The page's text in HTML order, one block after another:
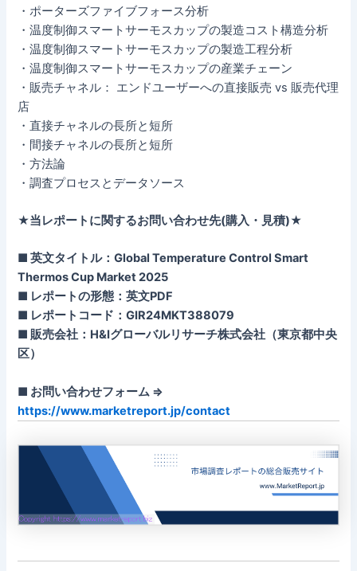
・ポーターズファイブフォース分析
・温度制御スマートサーモスカップの製造コスト構造分析
・温度制御スマートサーモスカップの製造工程分析
・温度制御スマートサーモスカップの産業チェーン
・販売チャネル： エンドユーザーへの直接販売 vs 販売代理
店
・直接チャネルの長所と短所
・間接チャネルの長所と短所
・方法論
・調査プロセスとデータソース
★当レポートに関するお問い合わせ先(購入・見積)★
■ 英文タイトル：Global Temperature Control Smart
Thermos Cup Market 2025
■ レポートの形態：英文PDF
■ レポートコード：GIR24MKT388079
■ 販売会社：H&Iグローバルリサーチ株式会社（東京都中央
区）
■ お問い合わせフォーム ⇒
https://www.marketreport.jp/contact